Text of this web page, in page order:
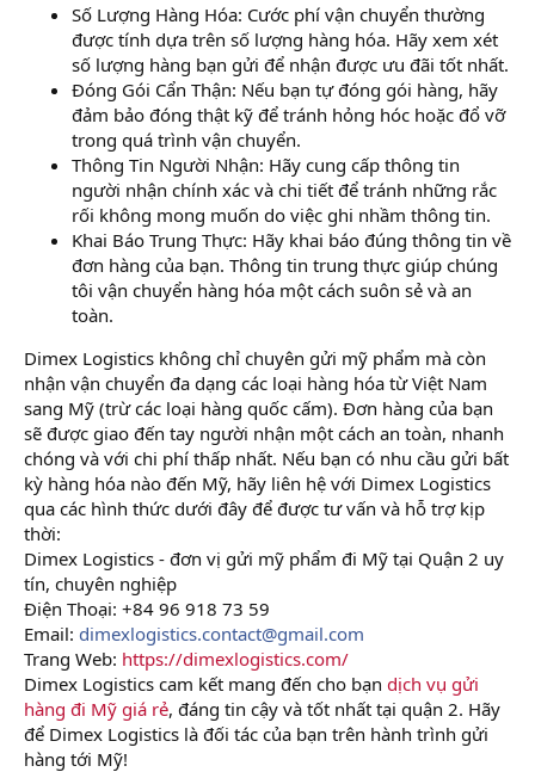
Số Lượng Hàng Hóa: Cước phí vận chuyển thường
được tính dựa trên số lượng hàng hóa. Hãy xem xét
số lượng hàng bạn gửi để nhận được ưu đãi tốt nhất.
Đóng Gói Cẩn Thận: Nếu bạn tự đóng gói hàng, hãy
đảm bảo đóng thật kỹ để tránh hỏng hóc hoặc đổ vỡ
trong quá trình vận chuyển.
Thông Tin Người Nhận: Hãy cung cấp thông tin
người nhận chính xác và chi tiết để tránh những rắc
rối không mong muốn do việc ghi nhầm thông tin.
Khai Báo Trung Thực: Hãy khai báo đúng thông tin về
đơn hàng của bạn. Thông tin trung thực giúp chúng
tôi vận chuyển hàng hóa một cách suôn sẻ và an
toàn.
Dimex Logistics không chỉ chuyên gửi mỹ phẩm mà còn
nhận vận chuyển đa dạng các loại hàng hóa từ Việt Nam
sang Mỹ (trừ các loại hàng quốc cấm). Đơn hàng của bạn
sẽ được giao đến tay người nhận một cách an toàn, nhanh
chóng và với chi phí thấp nhất. Nếu bạn có nhu cầu gửi bất
kỳ hàng hóa nào đến Mỹ, hãy liên hệ với Dimex Logistics
qua các hình thức dưới đây để được tư vấn và hỗ trợ kịp
thời:
Dimex Logistics - đơn vị gửi mỹ phẩm đi Mỹ tại Quận 2 uy
tín, chuyên nghiệp
Điện Thoại: +84 96 918 73 59
Email: dimexlogistics.contact@gmail.com
Trang Web: https://dimexlogistics.com/
Dimex Logistics cam kết mang đến cho bạn dịch vụ gửi
hàng đi Mỹ giá rẻ, đáng tin cậy và tốt nhất tại quận 2. Hãy
để Dimex Logistics là đối tác của bạn trên hành trình gửi
hàng tới Mỹ!